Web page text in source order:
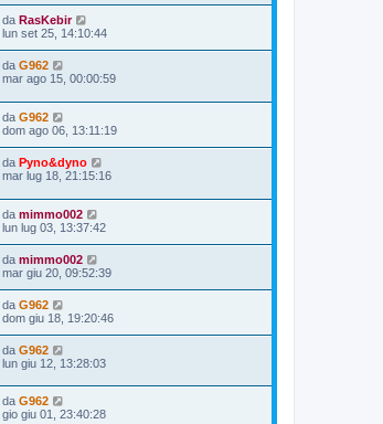
da RasKebir
lun set 25, 14:10:44
da G962
mar ago 15, 00:00:59
da G962
dom ago 06, 13:11:19
da Pyno&dyno
mar lug 18, 21:15:16
da mimmo002
lun lug 03, 13:37:42
da mimmo002
mar giu 20, 09:52:39
da G962
dom giu 18, 19:20:46
da G962
lun giu 12, 13:28:03
da G962
gio giu 01, 23:40:28